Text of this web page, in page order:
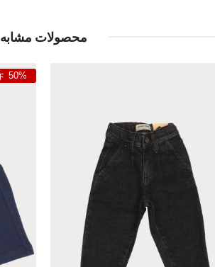
محصولات مشابه
50%